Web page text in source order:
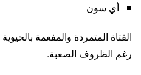
أي سون
الفتاة المتمردة والمفعمة
رغم الظروف الصعبة.